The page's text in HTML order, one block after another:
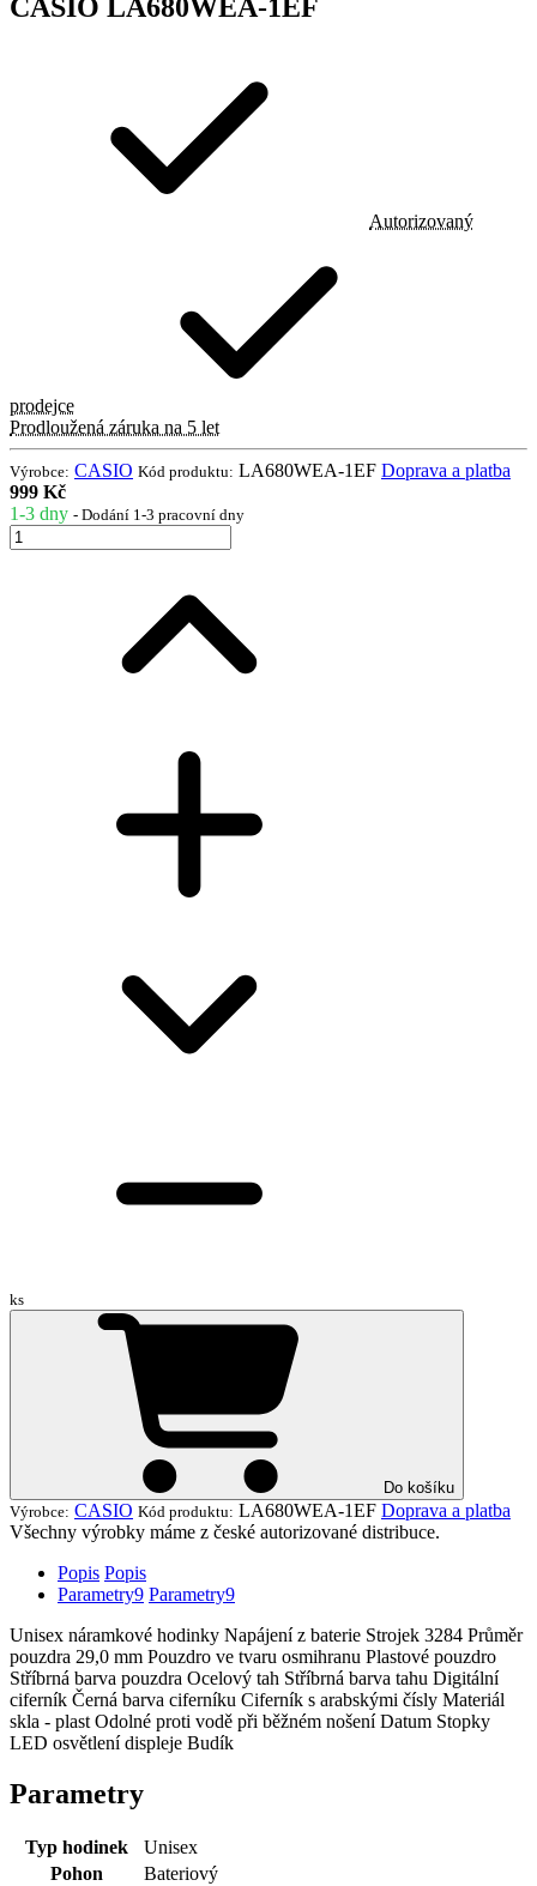
CASIO LA680WEA-1EF
Autorizovaný
prodejce
Prodloužená záruka na 5 let
Výrobce: CASIO Kód produktu: LA680WEA-1EF Doprava a platba
999 Kč
1-3 dny - Dodání 1-3 pracovní dny
ks
Do košíku
Výrobce: CASIO Kód produktu: LA680WEA-1EF Doprava a platba
Všechny výrobky máme z české autorizované distribuce.
Popis Popis
Parametry9 Parametry9
Unisex náramkové hodinky Napájení z baterie Strojek 3284 Průměr
pouzdra 29,0 mm Pouzdro ve tvaru osmihranu Plastové pouzdro
Stříbrná barva pouzdra Ocelový tah Stříbrná barva tahu Digitální
ciferník Černá barva ciferníku Ciferník s arabskými čísly Materiál
skla - plast Odolné proti vodě při běžném nošení Datum Stopky
LED osvětlení displeje Budík
Parametry
Typ hodinek
Unisex
Pohon
Bateriový